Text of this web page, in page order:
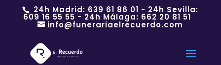
24h Madrid: 639 61 86 01 - 24h Sevilla:
609 16 55 55 - 24h Málaga: 662 20 81 51
info@funerariaelrecuerdo.com